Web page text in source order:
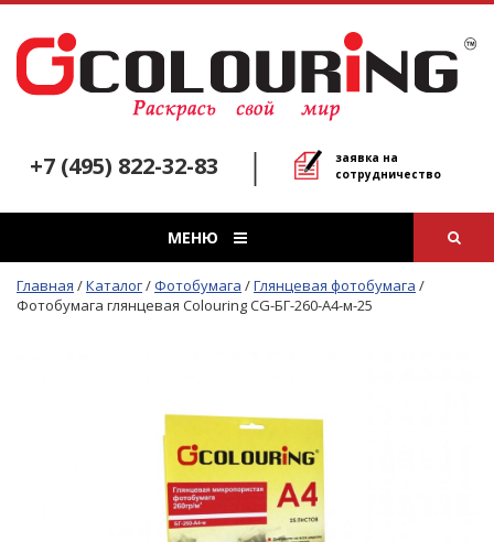
+7 (495) 822-32-83
заявка на
сотрудничество
МЕНЮ
Главная /Каталог/ Фотобумага /Глянцевая фотобумага /
Фотобумага глянцевая Colouring CG-БГ-260-А4-м-25